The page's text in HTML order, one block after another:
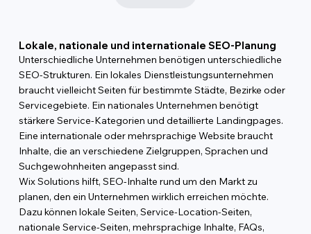
Lokale, nationale und internationale SEO-Planung
Unterschiedliche Unternehmen benötigen unterschiedliche
SEO-Strukturen. Ein lokales Dienstleistungsunternehmen
braucht vielleicht Seiten für bestimmte Städte, Bezirke oder
Servicegebiete. Ein nationales Unternehmen benötigt
stärkere Service-Kategorien und detaillierte Landingpages.
Eine internationale oder mehrsprachige Website braucht
Inhalte, die an verschiedene Zielgruppen, Sprachen und
Suchgewohnheiten angepasst sind.
Wix Solutions hilft, SEO-Inhalte rund um den Markt zu
planen, den ein Unternehmen wirklich erreichen möchte.
Dazu können lokale Seiten, Service-Location-Seiten,
nationale Service-Seiten, mehrsprachige Inhalte, FAQs,